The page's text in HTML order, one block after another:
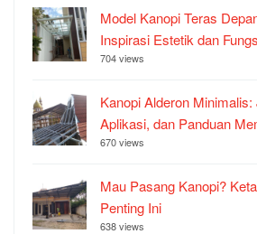
Model Kanopi Teras
Inspirasi Estetik dan
704 views
Kanopi Alderon
Aplikasi, dan Panduan
670 views
Mau Pasang Kanopi?
Penting Ini
638 views